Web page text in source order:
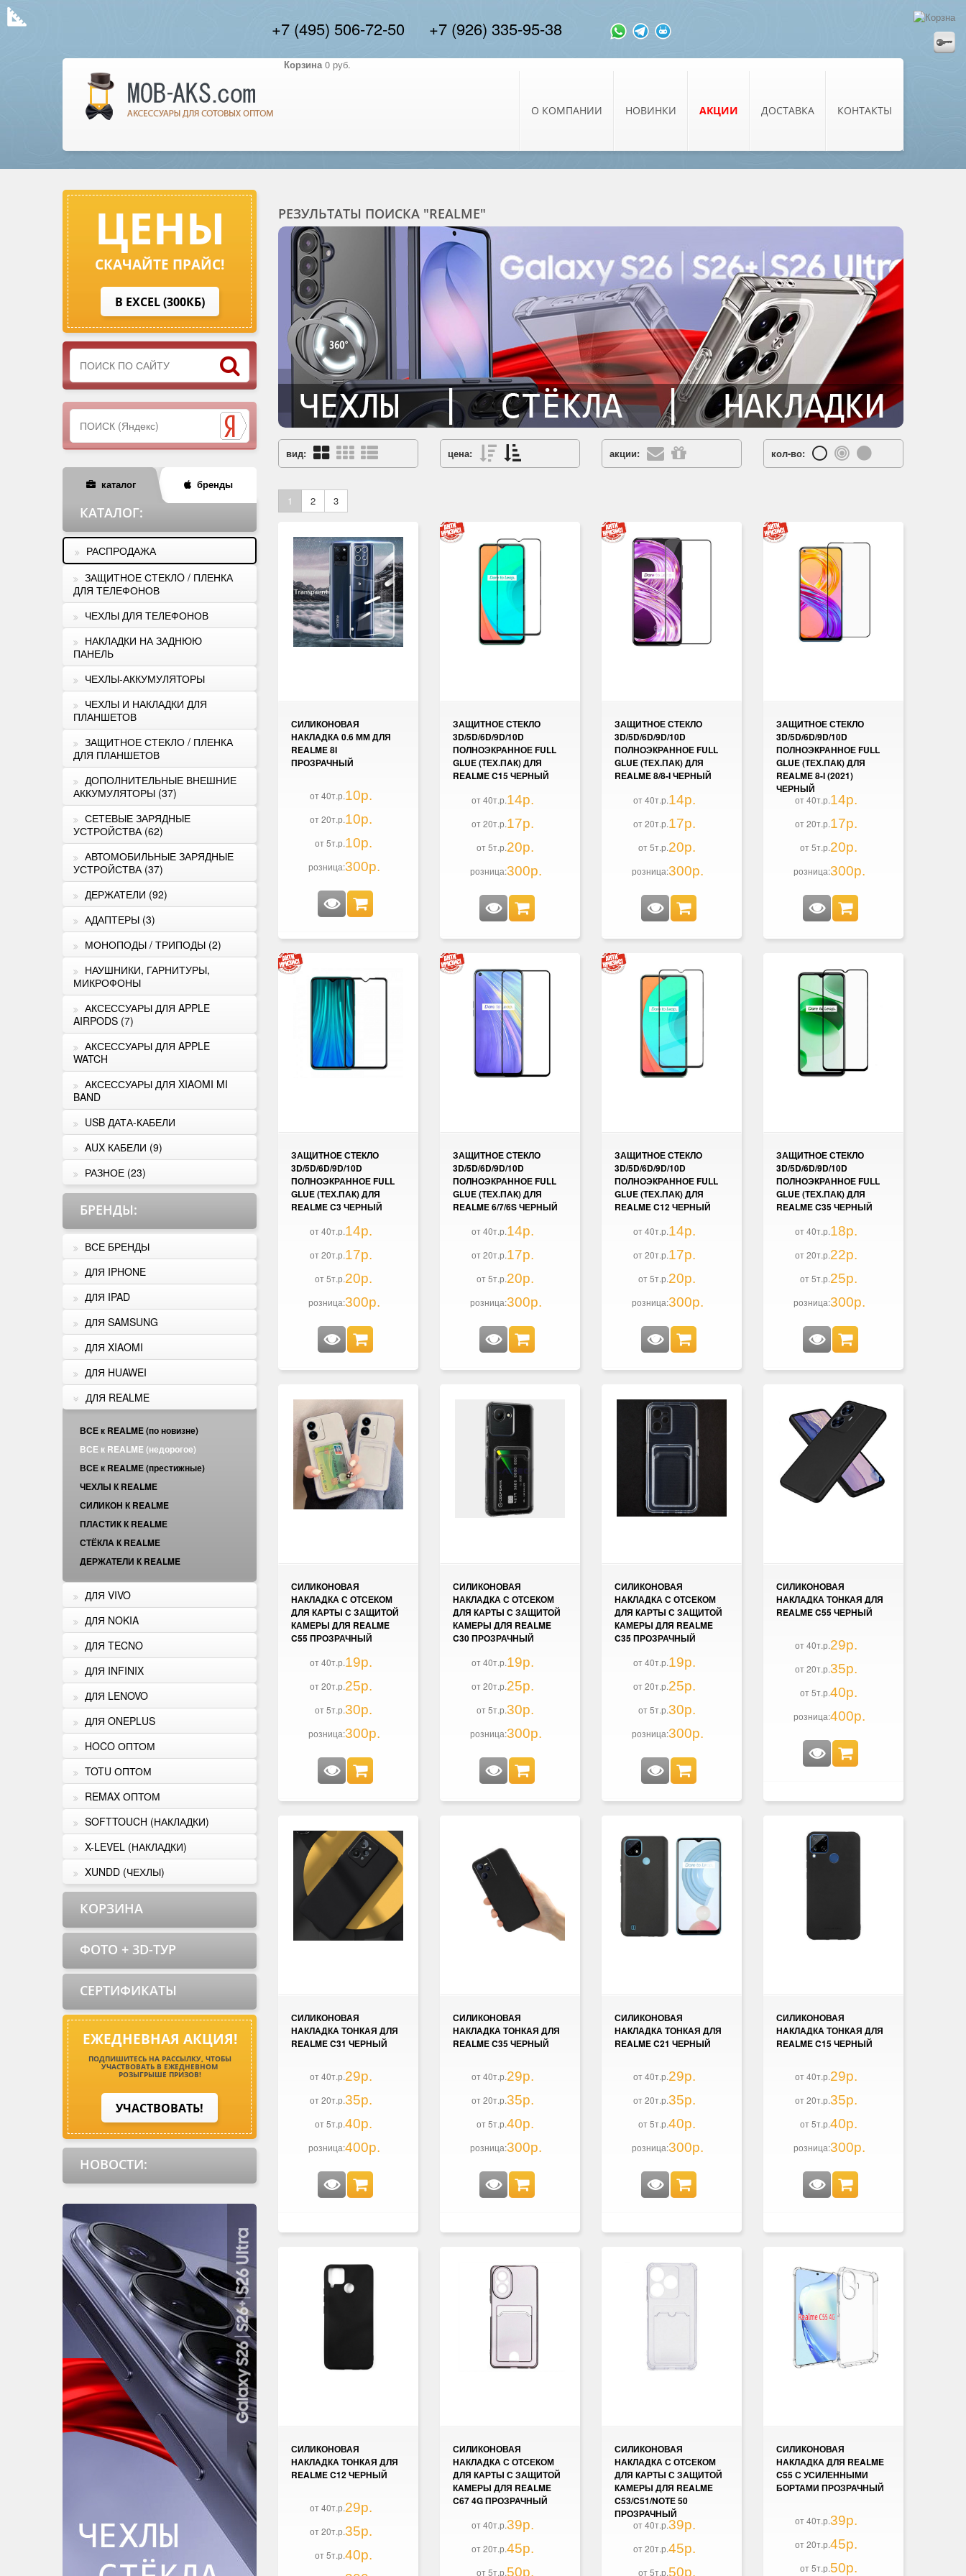
+7 (495) 506-72-50 +7 (926) 335-95-38
Корзина 0 руб.
О КОМПАНИИ НОВИНКИ АКЦИИ ДОСТАВКА КОНТАКТЫ
ЦЕНЫ
СКАЧАЙТЕ ПРАЙС!
В EXCEL (300КБ)
каталог бренды
КАТАЛОГ:
РАСПРОДАЖА
ЗАЩИТНОЕ СТЕКЛO / ПЛЕНКА
ДЛЯ ТЕЛЕФОНОВ
ЧЕХЛЫ ДЛЯ ТЕЛЕФОНОВ
НАКЛАДКИ НА ЗАДНЮЮ
ПАНЕЛЬ
ЧЕХЛЫ-АККУМУЛЯТОРЫ
ЧЕХЛЫ И НАКЛАДКИ ДЛЯ
ПЛАНШЕТОВ
ЗАЩИТНОЕ СТЕКЛО / ПЛЕНКА
ДЛЯ ПЛАНШЕТОВ
ДОПОЛНИТЕЛЬНЫЕ ВНЕШНИЕ
АККУМУЛЯТОРЫ (37)
СЕТЕВЫЕ ЗАРЯДНЫЕ
УСТРОЙСТВА (62)
АВТОМОБИЛЬНЫЕ ЗАРЯДНЫЕ
УСТРОЙСТВА (37)
ДЕРЖАТЕЛИ (92)
АДАПТЕРЫ (3)
МОНОПОДЫ / ТРИПОДЫ (2)
НАУШНИКИ, ГАРНИТУРЫ,
МИКРОФОНЫ
АКСЕССУАРЫ ДЛЯ APPLE
AIRPODS (7)
АКСЕССУАРЫ ДЛЯ APPLE
WATCH
АКСЕССУАРЫ ДЛЯ XIAOMI MI
BAND
USB ДАТА-КАБЕЛИ
AUX КАБЕЛИ (9)
РАЗНОЕ (23)
БРЕНДЫ:
ВСЕ БРЕНДЫ
ДЛЯ IPHONE
ДЛЯ IPAD
ДЛЯ SAMSUNG
ДЛЯ XIAOMI
ДЛЯ HUAWEI
ДЛЯ REALME
ВСЕ к REALME (по новизне)
ВСЕ к REALME (недорогое)
ВСЕ к REALME (престижные)
ЧЕХЛЫ К REALME
СИЛИКОН К REALME
ПЛАСТИК К REALME
СТЁКЛА К REALME
ДЕРЖАТЕЛИ К REALME
ДЛЯ VIVO
ДЛЯ NOKIA
ДЛЯ TECNO
ДЛЯ INFINIX
ДЛЯ LENOVO
ДЛЯ ONEPLUS
HOCO ОПТОМ
TOTU ОПТОМ
REMAX ОПТОМ
SOFTTOUCH (НАКЛАДКИ)
X-LEVEL (НАКЛАДКИ)
XUNDD (ЧЕХЛЫ)
КОРЗИНА
ФОТО + 3D-ТУР
СЕРТИФИКАТЫ
ЕЖЕДНЕВНАЯ АКЦИЯ!
ПОДПИШИТЕСЬ НА РАССЫЛКУ, ЧТОБЫ
УЧАСТВОВАТЬ В ЕЖЕДНЕВНОМ
РОЗЫГРЫШЕ ПРИЗОВ!
УЧАСТВОВАТЬ!
НОВОСТИ:
РЕЗУЛЬТАТЫ ПОИСКА "REALME"
вид: цена: акции: кол-во:
1 2 3
СИЛИКОНОВАЯ
НАКЛАДКА 0.6 ММ ДЛЯ
REALME 8I
ПРОЗРАЧНЫЙ
от 40т.р.10р.
от 20т.р.10р.
от 5т.р.10р.
розница:300р.
ЗАЩИТНОЕ СТЕКЛО
3D/5D/6D/9D/10D
ПОЛНОЭКРАННОЕ FULL
GLUE (ТЕХ.ПАК) ДЛЯ
REALME C15 ЧЕРНЫЙ
от 40т.р.14р.
от 20т.р.17р.
от 5т.р.20р.
розница:300р.
ЗАЩИТНОЕ СТЕКЛО
3D/5D/6D/9D/10D
ПОЛНОЭКРАННОЕ FULL
GLUE (ТЕХ.ПАК) ДЛЯ
REALME 8/8-I ЧЕРНЫЙ
от 40т.р.14р.
от 20т.р.17р.
от 5т.р.20р.
розница:300р.
ЗАЩИТНОЕ СТЕКЛО
3D/5D/6D/9D/10D
ПОЛНОЭКРАННОЕ FULL
GLUE (ТЕХ.ПАК) ДЛЯ
REALME 8-I (2021)
ЧЕРНЫЙ
от 40т.р.14р.
от 20т.р.17р.
от 5т.р.20р.
розница:300р.
ЗАЩИТНОЕ СТЕКЛО
3D/5D/6D/9D/10D
ПОЛНОЭКРАННОЕ FULL
GLUE (ТЕХ.ПАК) ДЛЯ
REALME C3 ЧЕРНЫЙ
от 40т.р.14р.
от 20т.р.17р.
от 5т.р.20р.
розница:300р.
ЗАЩИТНОЕ СТЕКЛО
3D/5D/6D/9D/10D
ПОЛНОЭКРАННОЕ FULL
GLUE (ТЕХ.ПАК) ДЛЯ
REALME 6/7/6S ЧЕРНЫЙ
от 40т.р.14р.
от 20т.р.17р.
от 5т.р.20р.
розница:300р.
ЗАЩИТНОЕ СТЕКЛО
3D/5D/6D/9D/10D
ПОЛНОЭКРАННОЕ FULL
GLUE (ТЕХ.ПАК) ДЛЯ
REALME C12 ЧЕРНЫЙ
от 40т.р.14р.
от 20т.р.17р.
от 5т.р.20р.
розница:300р.
ЗАЩИТНОЕ СТЕКЛО
3D/5D/6D/9D/10D
ПОЛНОЭКРАННОЕ FULL
GLUE (ТЕХ.ПАК) ДЛЯ
REALME C35 ЧЕРНЫЙ
от 40т.р.18р.
от 20т.р.22р.
от 5т.р.25р.
розница:300р.
СИЛИКОНОВАЯ
НАКЛАДКА С ОТСЕКОМ
ДЛЯ КАРТЫ С ЗАЩИТОЙ
КАМЕРЫ ДЛЯ REALME
C55 ПРОЗРАЧНЫЙ
от 40т.р.19р.
от 20т.р.25р.
от 5т.р.30р.
розница:300р.
СИЛИКОНОВАЯ
НАКЛАДКА С ОТСЕКОМ
ДЛЯ КАРТЫ С ЗАЩИТОЙ
КАМЕРЫ ДЛЯ REALME
C30 ПРОЗРАЧНЫЙ
от 40т.р.19р.
от 20т.р.25р.
от 5т.р.30р.
розница:300р.
СИЛИКОНОВАЯ
НАКЛАДКА С ОТСЕКОМ
ДЛЯ КАРТЫ С ЗАЩИТОЙ
КАМЕРЫ ДЛЯ REALME
C35 ПРОЗРАЧНЫЙ
от 40т.р.19р.
от 20т.р.25р.
от 5т.р.30р.
розница:300р.
СИЛИКОНОВАЯ
НАКЛАДКА ТОНКАЯ ДЛЯ
REALME C55 ЧЕРНЫЙ
от 40т.р.29р.
от 20т.р.35р.
от 5т.р.40р.
розница:400р.
СИЛИКОНОВАЯ
НАКЛАДКА ТОНКАЯ ДЛЯ
REALME C31 ЧЕРНЫЙ
от 40т.р.29р.
от 20т.р.35р.
от 5т.р.40р.
розница:400р.
СИЛИКОНОВАЯ
НАКЛАДКА ТОНКАЯ ДЛЯ
REALME C35 ЧЕРНЫЙ
от 40т.р.29р.
от 20т.р.35р.
от 5т.р.40р.
розница:300р.
СИЛИКОНОВАЯ
НАКЛАДКА ТОНКАЯ ДЛЯ
REALME C21 ЧЕРНЫЙ
от 40т.р.29р.
от 20т.р.35р.
от 5т.р.40р.
розница:300р.
СИЛИКОНОВАЯ
НАКЛАДКА ТОНКАЯ ДЛЯ
REALME C15 ЧЕРНЫЙ
от 40т.р.29р.
от 20т.р.35р.
от 5т.р.40р.
розница:300р.
СИЛИКОНОВАЯ
НАКЛАДКА ТОНКАЯ ДЛЯ
REALME C12 ЧЕРНЫЙ
от 40т.р.29р.
от 20т.р.35р.
от 5т.р.40р.
СИЛИКОНОВАЯ
НАКЛАДКА С ОТСЕКОМ
ДЛЯ КАРТЫ С ЗАЩИТОЙ
КАМЕРЫ ДЛЯ REALME
C67 4G ПРОЗРАЧНЫЙ
от 40т.р.39р.
от 20т.р.45р.
от 5т.р.50р.
СИЛИКОНОВАЯ
НАКЛАДКА С ОТСЕКОМ
ДЛЯ КАРТЫ С ЗАЩИТОЙ
КАМЕРЫ ДЛЯ REALME
C53/C51/NOTE 50
ПРОЗРАЧНЫЙ
от 40т.р.39р.
от 20т.р.45р.
от 5т.р.50р.
СИЛИКОНОВАЯ
НАКЛАДКА ДЛЯ REALME
C55 С УСИЛЕННЫМИ
БОРТАМИ ПРОЗРАЧНЫЙ
от 40т.р.39р.
от 20т.р.45р.
от 5т.р.50р.